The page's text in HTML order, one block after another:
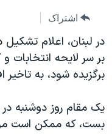
صفحه
اصلی
جهش
به
جستجو
آمریکا
جهان
ورزشی
گزیده‌ها
ویژه برنامه‌ها
ویدیوها
جدول برنامه ها
صفحه‌های ویژه
جام جهانی ۲۰۲۶
عملیات خشم حماسی
۲۵۰سالگی آمریکا
بایگانی برنامه‌های
فرکانس‌های صدای
پخش رادیویی
یادگیری زبان انگلیسی
اشتراک
در لبنان، اعلام
بر سر لايحه
برگزيده شود، به تاخير
يک مقام روز دوشنبه
بست، که ممکن است